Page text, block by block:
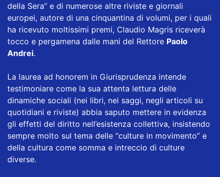
della Sera” e di numerose altre riviste e giornali
europei, autore di una cinquantina di volumi, per i quali
ha ricevuto moltissimi premi, Claudio Magris riceverà
tocco e pergamena dalle mani del Rettore Paolo
Andrei.
La laurea ad honorem in Giurisprudenza intende
testimoniare come la sua attenta lettura delle
dinamiche sociali (nei libri, nei saggi, negli articoli su
quotidiani e riviste) abbia saputo mettere in evidenza
gli effetti del diritto nell’esistenza collettiva, insistendo
sempre molto sul tema delle “culture in movimento” e
della cultura come somma e intreccio di culture
diverse.